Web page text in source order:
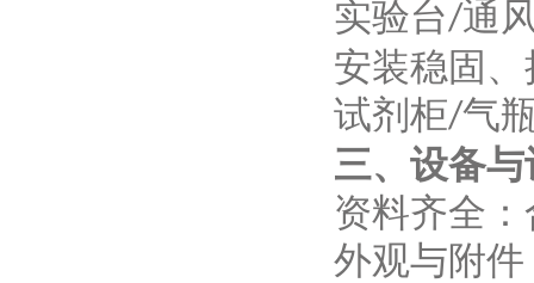
实验台/通
安装稳固
试剂柜/气
三、设备
资料齐全
外观与附